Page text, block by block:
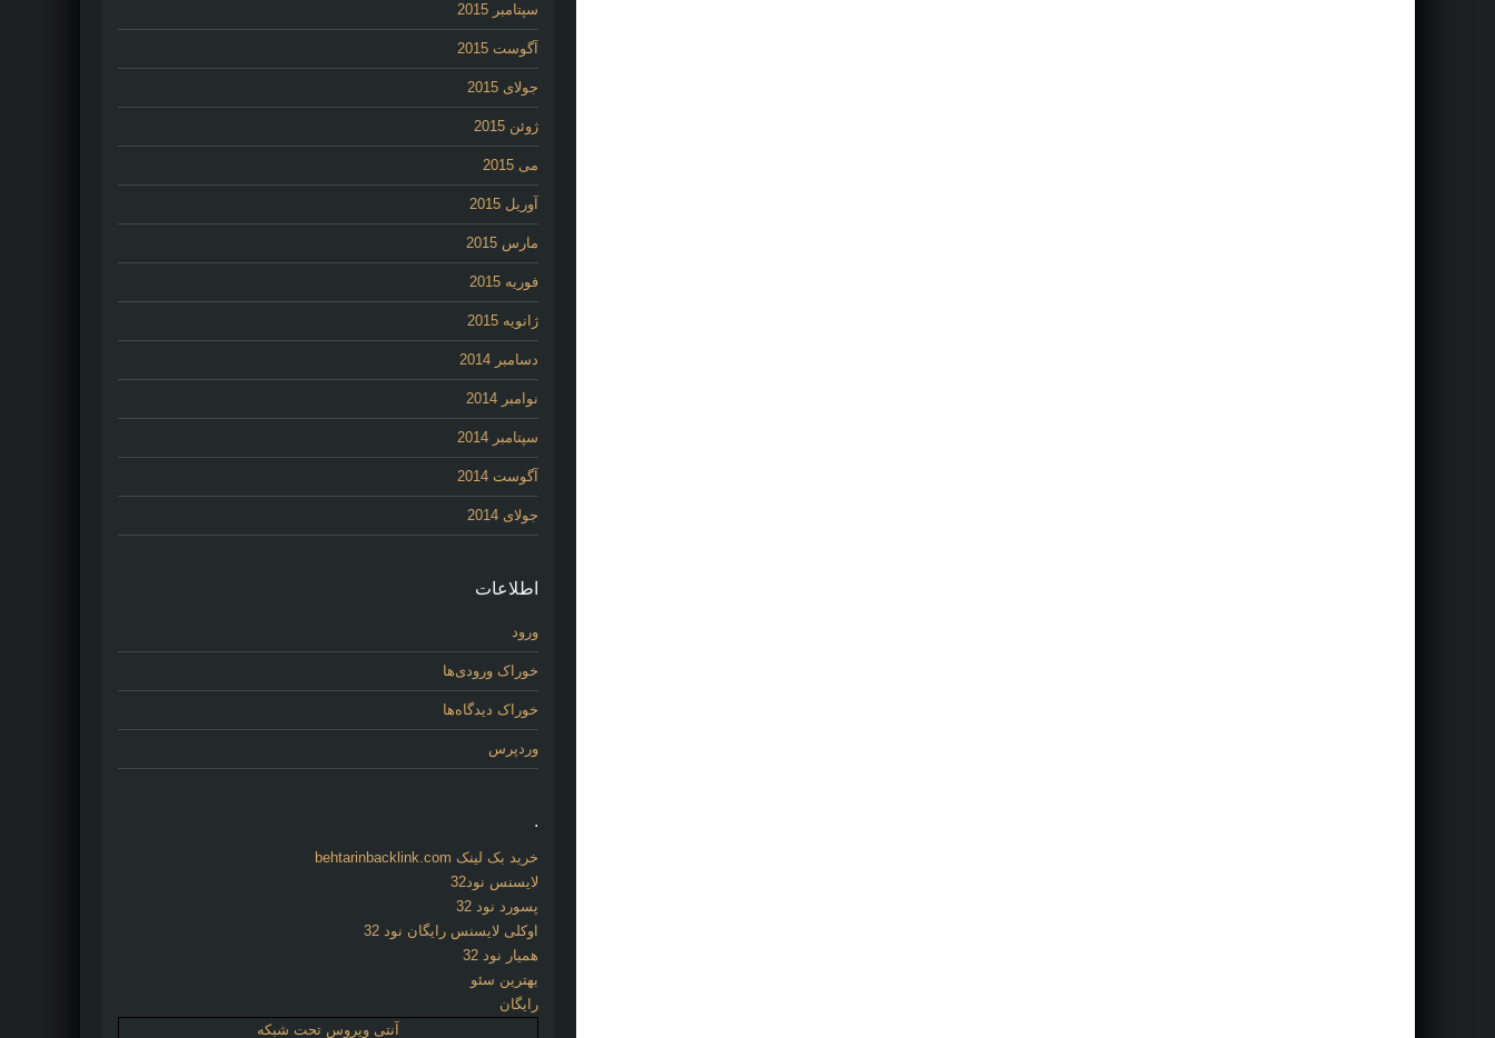
سپتامبر 2015
آگوست 2015
جولای 2015
ژوئن 2015
می 2015
آوریل 2015
مارس 2015
فوریه 2015
ژانویه 2015
دسامبر 2014
نوامبر 2014
سپتامبر 2014
آگوست 2014
جولای 2014
اطلاعات
ورود
خوراک ورودی‌ها
خوراک دیدگاه‌ها
وردپرس
.
خرید بک لینک behtarinbacklink.com
لایسنس نود32
پسورد نود 32
اوکلی لایسنس رایگان نود 32
همیار نود 32
بهترین سئو
رایگان
آنتی ویروس تحت شبکه